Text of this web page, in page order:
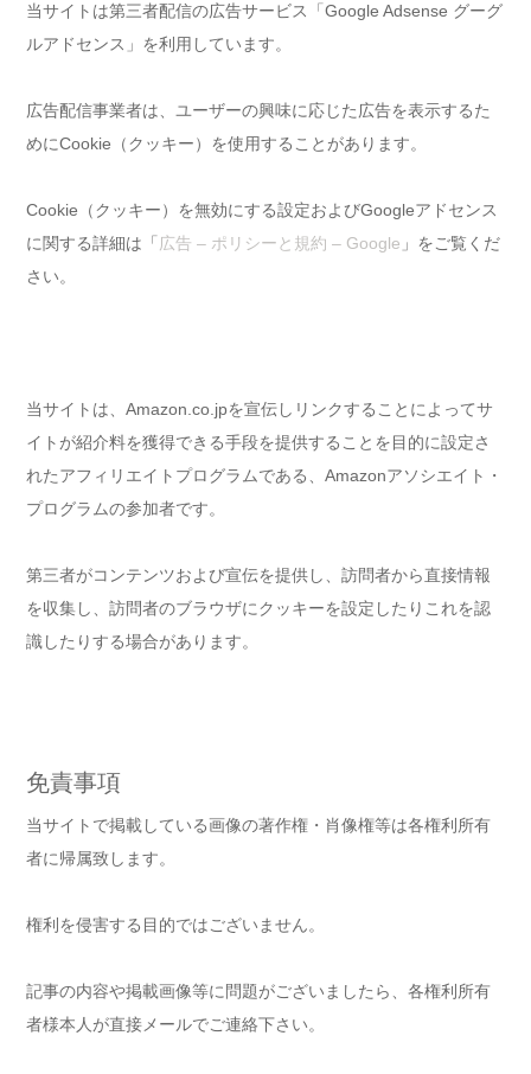
当サイトは第三者配信の広告サービス「Google Adsense グーグ
ルアドセンス」を利用しています。
広告配信事業者は、ユーザーの興味に応じた広告を表示するた
めにCookie（クッキー）を使用することがあります。
Cookie（クッキー）を無効にする設定およびGoogleアドセンス
に関する詳細は「 広告 – ポリシーと規約 – Google 」をご覧くだ
さい。
当サイトは、Amazon.co.jpを宣伝しリンクすることによってサ
イトが紹介料を獲得できる手段を提供することを目的に設定さ
れたアフィリエイトプログラムである、Amazonアソシエイト・
プログラムの参加者です。
第三者がコンテンツおよび宣伝を提供し、訪問者から直接情報
を収集し、訪問者のブラウザにクッキーを設定したりこれを認
識したりする場合があります。
免責事項
当サイトで掲載している画像の著作権・肖像権等は各権利所有
者に帰属致します。
権利を侵害する目的ではございません。
記事の内容や掲載画像等に問題がございましたら、各権利所有
者様本人が直接メールでご連絡下さい。